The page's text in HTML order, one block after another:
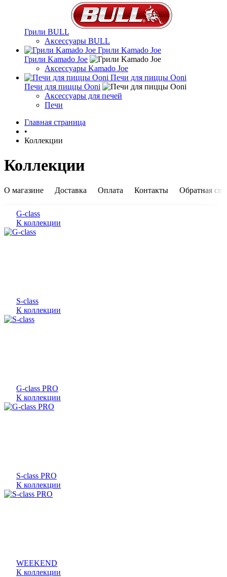
Грили BULL
Аксессуары BULL
Грили Kamado Joe
Грили Kamado Joe
Аксессуары Kamado Joe
Печи для пиццы Ooni
Печи для пиццы Ooni
Аксессуары для печей
Печи
Главная страница
•
Коллекции
Коллекции
О магазине Доставка Оплата Контакты Обратная
G-class
К коллекции
S-class
К коллекции
G-class PRO
К коллекции
S-class PRO
К коллекции
WEEKEND
К коллекции